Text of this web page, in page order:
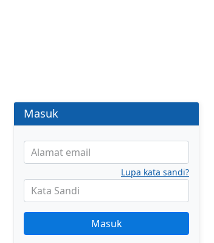
Masuk
Alamat email
Kata Sandi
Lupa kata sandi?
Masuk